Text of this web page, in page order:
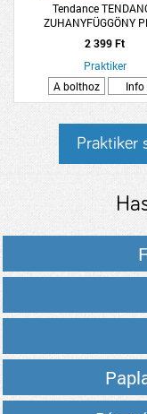
Tendance
ZUHANYFÜGGÖNY
180X180CM ROMBUSZ
DARAB KARIKÁVAL
2 399 Ft
Praktiker
A bolthoz
Info
Praktiker